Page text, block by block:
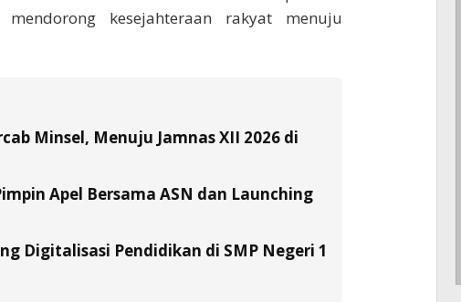
kesejahteraan rakyat menuju
Minsel, Menuju Jamnas XII 2026 di
Apel Bersama ASN dan Launching
Digitalisasi Pendidikan di SMP Negeri 1